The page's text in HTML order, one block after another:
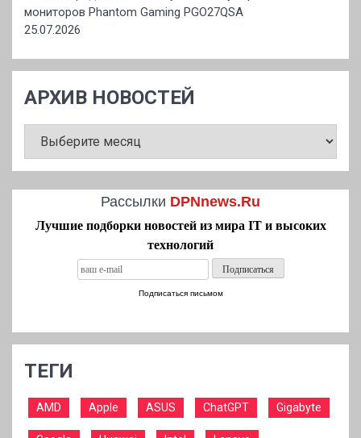
мониторов Phantom Gaming PGO27QSA
25.07.2026
АРХИВ НОВОСТЕЙ
НОВОСТЕЙ
Рассылки DPNnews.Ru
Лучшие подборки новостей из мира IT и высоких
технологий
Подписаться письмом
ТЕГИ
AMD Apple ASUS ChatGPT Gigabyte